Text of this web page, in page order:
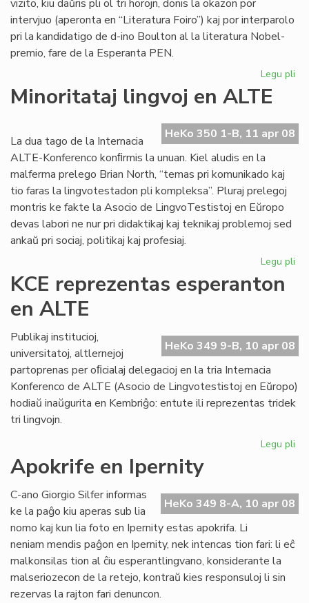
vizito, kiu daŭris pli ol tri horojn, donis la okazon por
intervjuo (aperonta en “Literatura Foiro”) kaj por interparolo
pri la kandidatigo de d-ino Boulton al la literatura Nobel-
premio, fare de la Esperanta PEN.
Legu pli
Minoritataj lingvoj en ALTE
HeKo 350 1-B, 11 apr 08
La dua tago de la Internacia
ALTE-Konferenco konﬁrmis la unuan. Kiel aludis en la
malferma prelego Brian North, “temas pri komunikado kaj
tio faras la lingvotestadon pli kompleksa”. Pluraj prelegoj
montris ke fakte la Asocio de LingvoTestistoj en Eŭropo
devas labori ne nur pri didaktikaj kaj teknikaj problemoj sed
ankaŭ pri sociaj, politikaj kaj profesiaj.
Legu pli
KCE reprezentas esperanton
en ALTE
HeKo 349 9-B, 10 apr 08
Publikaj institucioj,
universitatoj, altlernejoj
partoprenas per oﬁcialaj delegacioj en la tria Internacia
Konferenco de ALTE (Asocio de Lingvotestistoj en Eŭropo)
hodiaŭ inaŭgurita en Kembriĝo: entute ili reprezentas tridek
tri lingvojn.
Legu pli
Apokrife en Ipernity
HeKo 349 8-A, 10 apr 08
C-ano Giorgio Silfer informas
ke la paĝo kiu aperas sub lia
nomo kaj kun lia foto en Ipernity estas apokrifa. Li
neniam mendis paĝon en Ipernity, nek intencas tion fari: li eĉ
malkonsilas tion al ĉiu esperantlingvano, konsiderante la
malseriozecon de la retejo, kontraŭ kies responsuloj li sin
rezervas la rajton fari denuncon.